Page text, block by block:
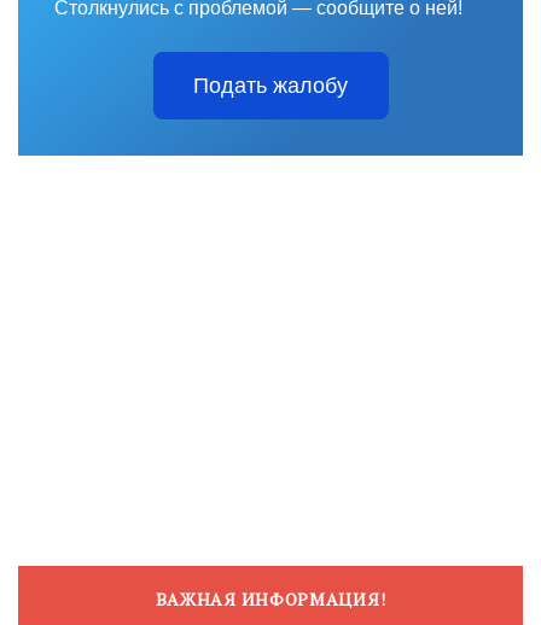
Столкнулись с проблемой — сообщите о ней!
Подать жалобу
ВАЖНАЯ ИНФОРМАЦИЯ!